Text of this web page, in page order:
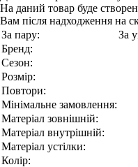
На даний товар буде
Вам після надходження на
За пару:
За
Бренд:
Сезон:
Розмір:
Повтори:
Мінімальне замовлення:
Матеріал зовнішній:
Матеріал внутрішній:
Матеріал устілки:
Колір: